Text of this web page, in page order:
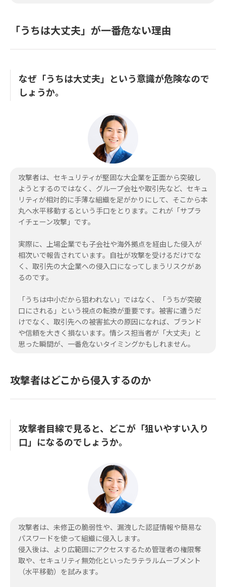
「うちは大丈夫」が一番危ない理由
なぜ「うちは大丈夫」という意識が危険なので
しょうか。
攻撃者は、セキュリティが堅固な大企業を正面から突破し
ようとするのではなく、グループ会社や取引先など、セキュ
リティが相対的に手薄な組織を足がかりにして、そこから本
丸へ水平移動するという手口をとります。これが「サプラ
イチェーン攻撃」です。
実際に、上場企業でも子会社や海外拠点を経由した侵入が
相次いで報告されています。自社が攻撃を受けるだけでな
く、取引先の大企業への侵入口になってしまうリスクがあ
るのです。
「うちは中小だから狙われない」ではなく、「うちが突破
口にされる」という視点の転換が重要です。被害に遭うだ
けでなく、取引先への被害拡大の原因になれば、ブランド
や信頼を大きく損ないます。情シス担当者が「大丈夫」と
思った瞬間が、一番危ないタイミングかもしれません。
攻撃者はどこから侵入するのか
攻撃者目線で見ると、どこが「狙いやすい入り
口」になるのでしょうか。
攻撃者は、未修正の脆弱性や、漏洩した認証情報や簡易な
パスワードを使って組織に侵入します。
侵入後は、より広範囲にアクセスするため管理者の権限奪
取や、セキュリティ無効化といったラテラルムーブメント
（水平移動）を試みます。